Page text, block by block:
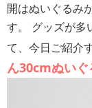
開はぬいぐるみ
す。 グッズが多
て、今日ご紹介
ん30cmぬいぐ